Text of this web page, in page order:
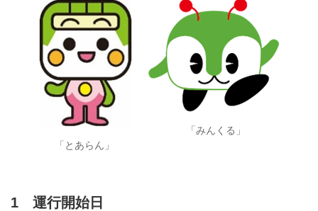
「とあらん」
「みんくる」
1 運行開始日